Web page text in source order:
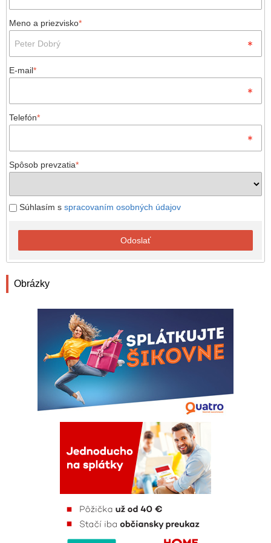
Meno a priezvisko*
E-mail*
Telefón*
Spôsob prevzatia*
Súhlasím s spracovaním osobných údajov
Odoslať
Obrázky